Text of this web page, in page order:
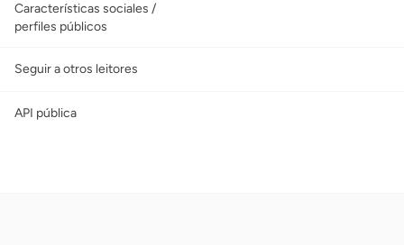
Características sociales /
perfiles públicos
Seguir a otros leitores
API pública